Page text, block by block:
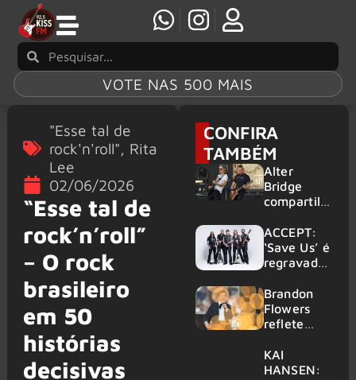
VOTE NAS 500 MAIS
"Esse tal de
rock'n'roll", Rita
Lee
02/06/2026
“Esse tal de
rock’n’roll”
– O rock
brasileiro
em 50
histórias
decisivas
CONFIRA
TAMBÉM
Alter
Bridge
compartilh
vivo de
“Fortress”
gravada
am Ring
2026
ACCEPT:
‘Save Us’ é
regravada
membros
do GHOST
e KORN
Brandon
Flowers
reflete
futuro e
levanta
KAI
HANSEN: